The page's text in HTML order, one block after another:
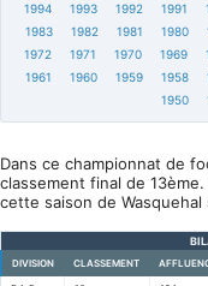
1994
1993 1992 1991
1983
1982 1981 1980
1972
1971 1970 1969
1961
1960 1959 1958
1950
Dans ce championnat de
classement final de
cette saison de
DIVISION CLASSEMENT